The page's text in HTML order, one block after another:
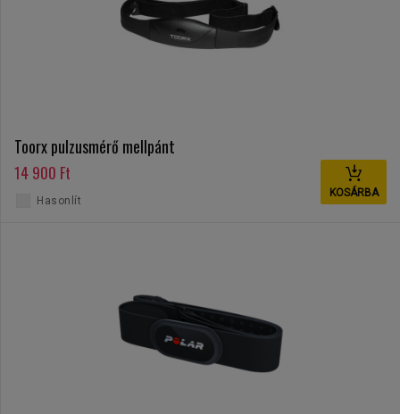
Toorx pulzusmérő mellpánt
14 900 Ft
KOSÁRBA
Hasonlít